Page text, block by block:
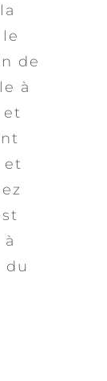
de
à
et
et
du